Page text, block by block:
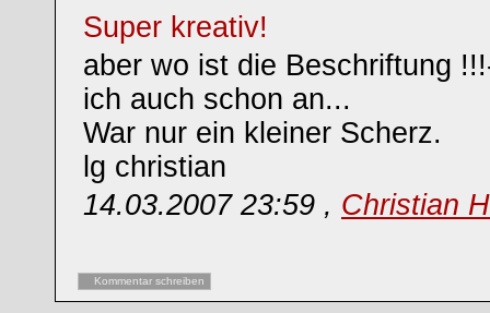
Super kreativ!
aber wo ist die Beschriftung
ich auch schon an...
War nur ein kleiner Scherz.
lg christian
14.03.2007 23:59 , Christian
Kommentar schreiben